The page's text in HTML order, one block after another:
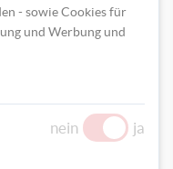
5 Schlaufen
an einer dünnen
- sowie Cookies für
und Werbung und
nein ja